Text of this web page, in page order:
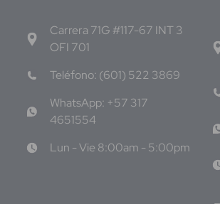
Carrera 71G #117-67 INT 3
OFI 701
Teléfono: (601) 522 3869
WhatsApp: +57 317
4651554
Lun - Vie 8:00am - 5:00pm